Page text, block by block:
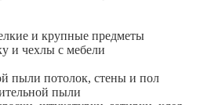
и крупные предметы
и чехлы с мебели
пыли потолок, стены и пол
пыли